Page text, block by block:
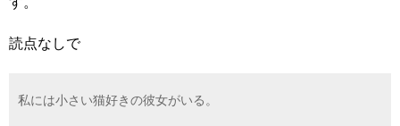
読点なしで
私には小さい猫好きの彼女がいる。